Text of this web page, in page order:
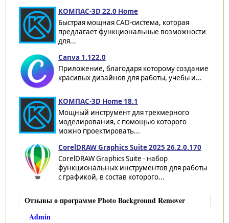
КОМПАС-3D 22.0 Home
Быстрая мощная CAD-система, которая
предлагает функциональные возможности
для...
Canva 1.122.0
Приложение, благодаря которому создание
красивых дизайнов для работы, учебы и...
КОМПАС-3D Home 18.1
Мощный инструмент для трехмерного
моделирования, с помощью которого
можно проектировать...
CorelDRAW Graphics Suite 2025 26.2.0.170
CorelDRAW Graphics Suite - набор
функциональных инструментов для работы
с графикой, в состав которого...
Отзывы о программе Photo Background Remover
Admin